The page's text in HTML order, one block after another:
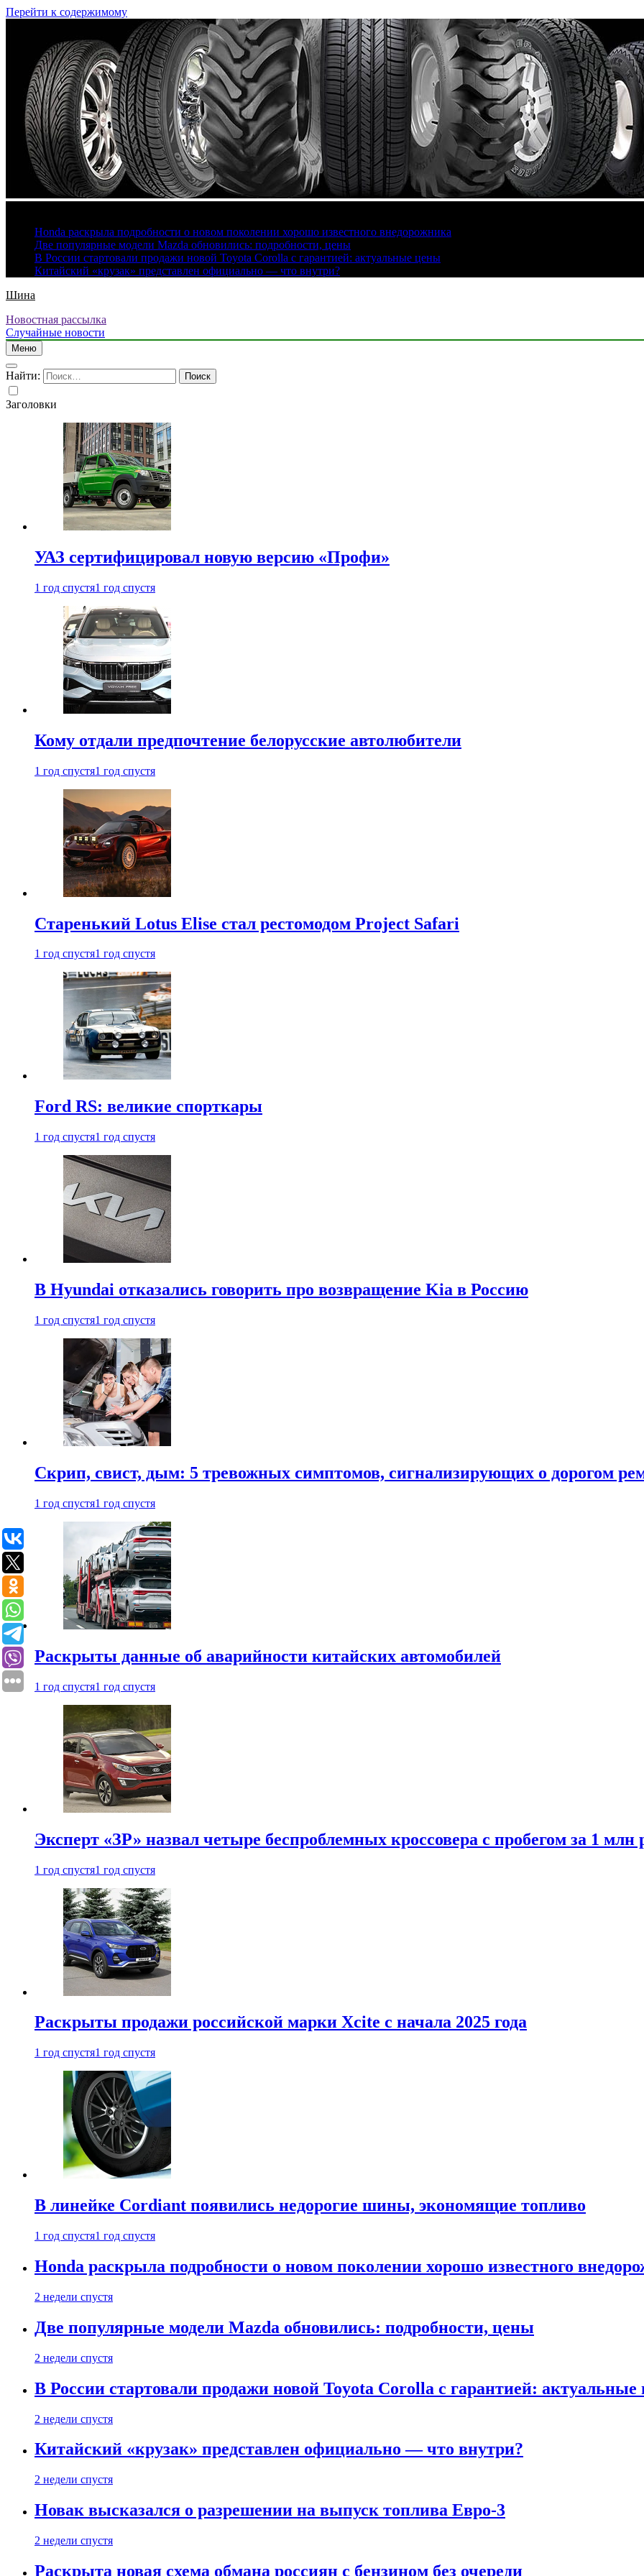
Перейти к содержимому
Honda раскрыла подробности о новом поколении хорошо известного внедорожника
Две популярные модели Mazda обновились: подробности, цены
В России стартовали продажи новой Toyota Corolla с гарантией: актуальные цены
Китайский «крузак» представлен официально — что внутри?
Шина
Новостная рассылка
Случайные новости
Меню
Найти:
Заголовки
УАЗ сертифицировал новую версию «Профи»
1 год спустя1 год спустя
Кому отдали предпочтение белорусские автолюбители
1 год спустя1 год спустя
Старенький Lotus Elise стал рестомодом Project Safari
1 год спустя1 год спустя
Ford RS: великие спорткары
1 год спустя1 год спустя
В Hyundai отказались говорить про возвращение Kia в Россию
1 год спустя1 год спустя
Скрип, свист, дым: 5 тревожных симптомов, сигнализирующих о дорогом
1 год спустя1 год спустя
Раскрыты данные об аварийности китайских автомобилей
1 год спустя1 год спустя
Эксперт «ЗР» назвал четыре беспроблемных кроссовера с пробегом за 1 млн
1 год спустя1 год спустя
Раскрыты продажи российской марки Xcite с начала 2025 года
1 год спустя1 год спустя
В линейке Cordiant появились недорогие шины, экономящие топливо
1 год спустя1 год спустя
Honda раскрыла подробности о новом поколении хорошо известного
2 недели спустя
Две популярные модели Mazda обновились: подробности, цены
2 недели спустя
В России стартовали продажи новой Toyota Corolla с гарантией:
2 недели спустя
Китайский «крузак» представлен официально — что внутри?
2 недели спустя
Новак высказался о разрешении на выпуск топлива Евро-3
2 недели спустя
Раскрыта новая схема обмана россиян с бензином без очереди